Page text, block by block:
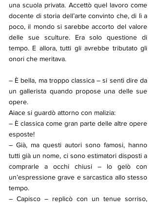
una scuola privata. Accettò quel lavoro come
docente di storia dell’arte convinto che, di lì a
poco, il mondo si sarebbe accorto del valore
delle sue sculture. Era solo questione di
tempo. E allora, tutti gli avrebbe tributato gli
onori che meritava.
– È bella, ma troppo classica – si sentì dire da
un gallerista quando propose una delle sue
opere.
Aiace si guardò attorno con malizia:
– È classica come gran parte delle altre opere
esposte!
– Già, ma questi autori sono famosi, hanno
tutti già un nome, ci sono estimatori disposti a
comprarle a occhi chiusi – lo gelò con
un’espressione grave e sarcastica allo stesso
tempo.
– Capisco – replicò con un tenue sorriso,